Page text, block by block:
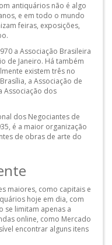
antiquários não é algo
e em todo o mundo
feiras, exposições,
a Associação Brasileira
de Janeiro. Há também
existem três no
a Associação de
Associação dos
dos Negociantes de
é a maior organização
de obras de arte do
maiores, como capitais e
hoje em dia, com
se limitam apenas a
online, como Mercado
encontrar alguns itens